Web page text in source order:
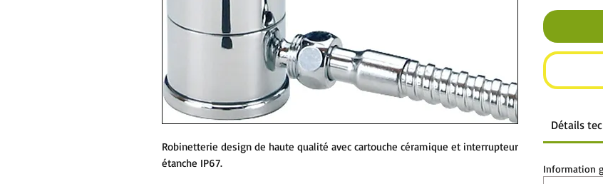
Robinetterie design de haute qualité avec cartouche céramique et interrupteur
étanche IP67.
Détails
Information